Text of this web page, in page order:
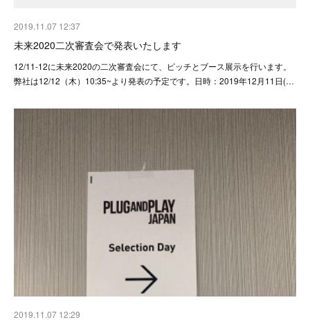
2019.11.07 12:37
未来2020二次審査会で発表いたします
12/11-12に未来2020の二次審査会にて、ピッチとブース展示を行います。
弊社は12/12（木）10:35~より発表の予定です。日時：2019年12月11日(…
2019.11.07 12:29